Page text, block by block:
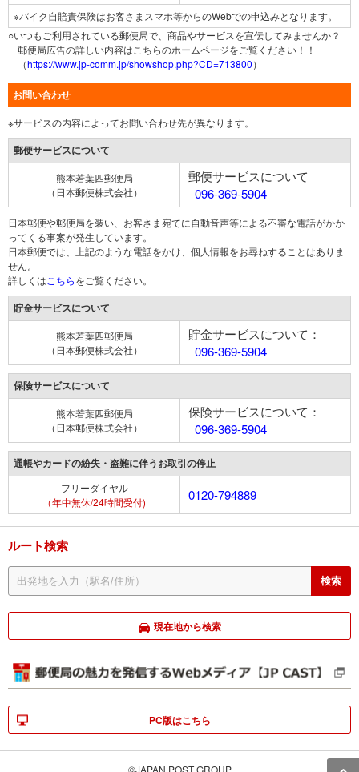
※バイク自賠責保険はお客さまスマホ等からのWebでの申込みとなります。
○いつもご利用されている郵便局で、商品やサービスを宣伝してみませんか？
郵便局広告の詳しい内容はこちらのホームページをご覧ください！！
（https://www.jp-comm.jp/showshop.php?CD=713800）
お問い合わせ
※サービスの内容によってお問い合わせ先が異なります。
郵便サービスについて
熊本若葉四郵便局
（日本郵便株式会社）
郵便サービスについて
096-369-5904
日本郵便や郵便局を装い、お客さま宛てに自動音声等による不審な電話がかか
ってくる事案が発生しています。
日本郵便では、上記のような電話をかけ、個人情報をお尋ねすることはありま
せん。
詳しくは こちらをご覧ください。
貯金サービスについて
熊本若葉四郵便局
（日本郵便株式会社）
貯金サービスについて：
096-369-5904
保険サービスについて
熊本若葉四郵便局
（日本郵便株式会社）
保険サービスについて：
096-369-5904
通帳やカードの紛失・盗難に伴うお取引の停止
フリーダイヤル
（年中無休/24時間受付)
0120-794889
ルート検索
現在地から検索
PC版はこちら